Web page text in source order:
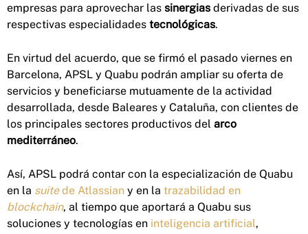
empresas para aprovechar las sinergias derivadas de sus
respectivas especialidades tecnológicas.
En virtud del acuerdo, que se firmó el pasado viernes en
Barcelona, APSL y Quabu podrán ampliar su oferta de
servicios y beneficiarse mutuamente de la actividad
desarrollada, desde Baleares y Cataluña, con clientes de
los principales sectores productivos del arco
mediterráneo.
Así, APSL podrá contar con la especialización de Quabu
en la suitede Atlassian y en la trazabilidad en
blockchain, al tiempo que aportará a Quabu sus
soluciones y tecnologías en inteligencia artificial,